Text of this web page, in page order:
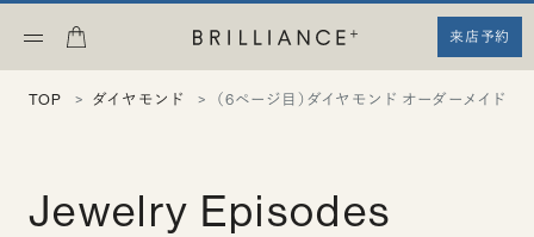
来店予約
TOP ダイヤモンド （6ページ目）ダイヤモンド オーダーメイド
Jewelry Episodes